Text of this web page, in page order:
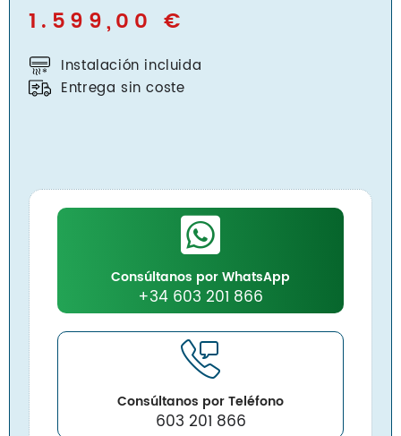
Inicio
Servicios
Instalaciones
Catálogo de Productos
Blog
Nosotros
Contacto
1.599,00 €
Instalación incluida
Entrega sin coste
Consúltanos por WhatsApp
+34 603 201 866
Consúltanos por Teléfono
603 201 866